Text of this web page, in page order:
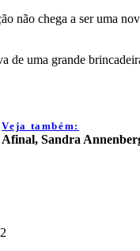
não chega a ser uma
de uma grande
Veja também:
Afinal, Sandra